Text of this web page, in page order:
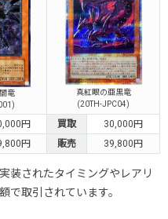
竜
真紅眼の亜黒竜
(20TH-JPC04)
円 買取
30,000円
円 販売 39,800円
装されたタイミングやレアリ
で取引されています。